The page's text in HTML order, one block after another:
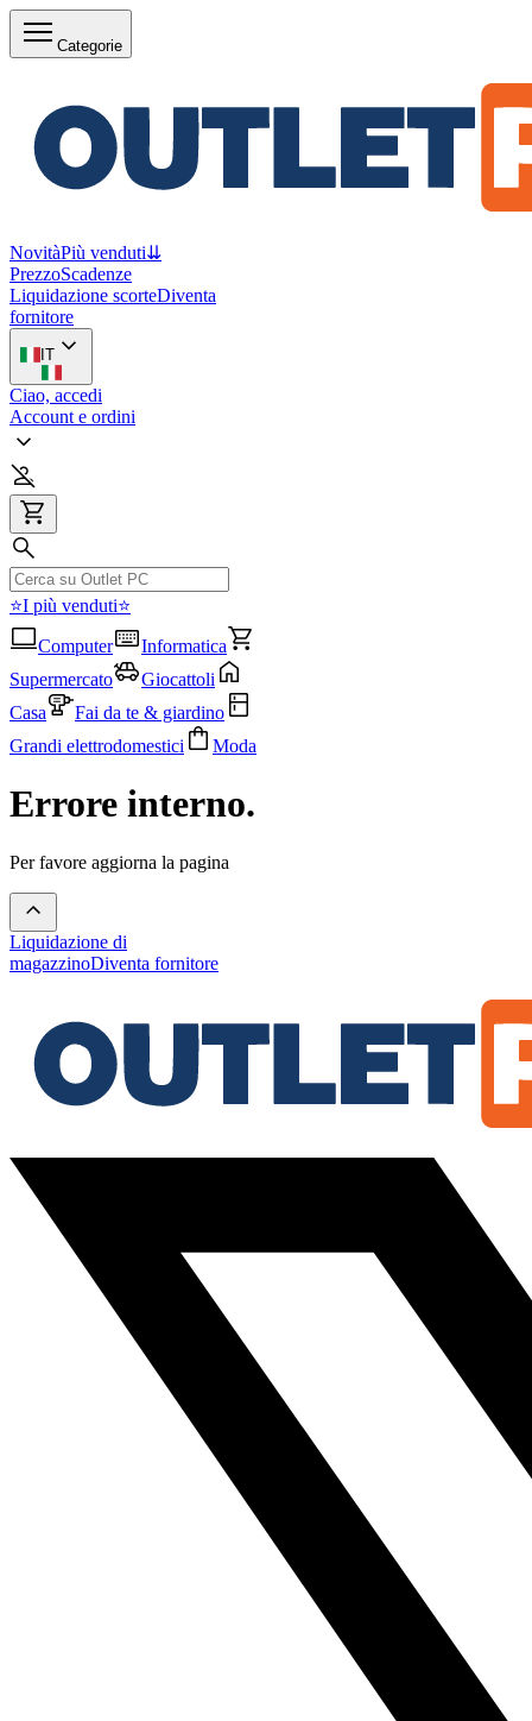
Categorie
NovitàPiù venduti⇊
PrezzoScadenze
Liquidazione scorteDiventa
fornitore
IT
Ciao, accedi
Account e ordini
⭐I più venduti⭐
Computer
Informatica
Supermercato
Giocattoli
Casa
Fai da te & giardino
Grandi elettrodomestici
Moda
Errore interno.
Per favore aggiorna la pagina
Liquidazione di
magazzinoDiventa fornitore